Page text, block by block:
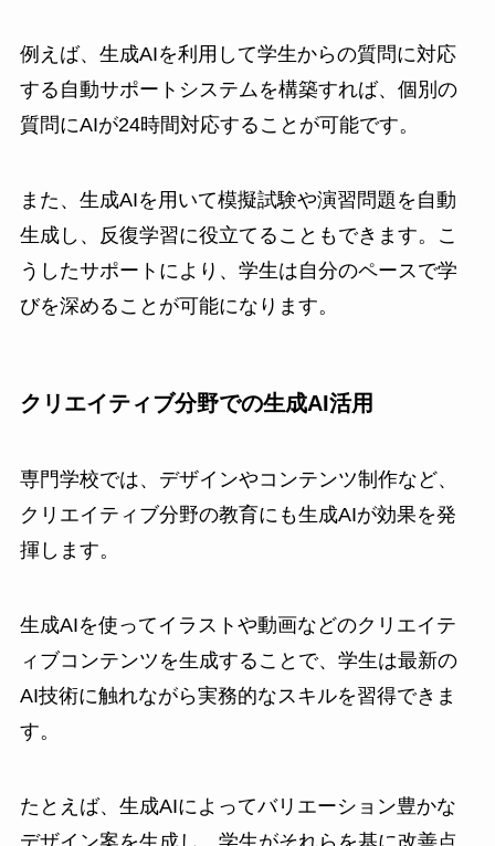
例えば、生成AIを利用して学生からの質問に対応
する自動サポートシステムを構築すれば、個別の
質問にAIが24時間対応することが可能です。
また、生成AIを用いて模擬試験や演習問題を自動
生成し、反復学習に役立てることもできます。こ
うしたサポートにより、学生は自分のペースで学
びを深めることが可能になります。
クリエイティブ分野での生成AI活用
専門学校では、デザインやコンテンツ制作など、
クリエイティブ分野の教育にも生成AIが効果を発
揮します。
生成AIを使ってイラストや動画などのクリエイテ
ィブコンテンツを生成することで、学生は最新の
AI技術に触れながら実務的なスキルを習得できま
す。
たとえば、生成AIによってバリエーション豊かな
デザイン案を生成し、学生がそれらを基に改善点